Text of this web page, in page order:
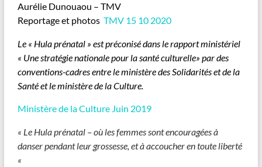
Aurélie Dunouaou – TMV
Reportage et photos TMV 15 10 2020
Le « Hula prénatal » est préconisé dans le rapport ministériel
« Une stratégie nationale pour la santé culturelle» par des
conventions-cadres entre le ministère des Solidarités et de la
Santé et le ministère de la Culture.
Ministère de la Culture Juin 2019
« Le Hula prénatal – où les femmes sont encouragées à
danser pendant leur grossesse, et à accoucher en toute liberté
«